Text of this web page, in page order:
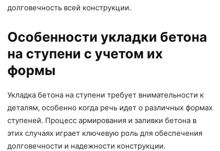
долговечность всей конструкции.
Особенности укладки бетона
на ступени с учетом их
формы
Укладка бетона на ступени требует внимательности к
деталям, особенно когда речь идет о различных формах
ступеней. Процесс армирования и заливки бетона в
этих случаях играет ключевую роль для обеспечения
долговечности и надежности конструкции.